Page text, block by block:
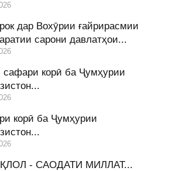
дар Вохӯрии ғайрирасмии
сарони давлатҳои...
сафари корӣ ба Ҷумҳурии
корӣ ба Ҷумҳурии
- САОДАТИ МИЛЛАТ...